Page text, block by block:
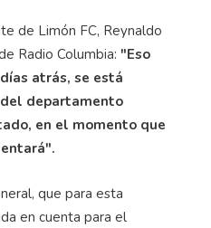
de Limón FC, Reynaldo
Radio Columbia: "Eso
atrás, se está
departamento
en el momento que
que para esta
en cuenta para el